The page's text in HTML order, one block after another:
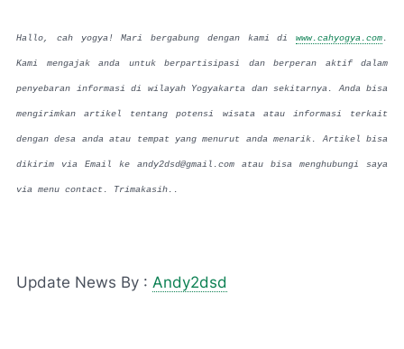
Hallo, cah yogya! Mari bergabung dengan kami di www.cahyogya.com.
Kami mengajak anda untuk berpartisipasi dan berperan aktif dalam
penyebaran informasi di wilayah Yogyakarta dan sekitarnya. Anda bisa
mengirimkan artikel tentang potensi wisata atau informasi terkait
dengan desa anda atau tempat yang menurut anda menarik. Artikel bisa
dikirim via Email ke andy2dsd@gmail.com atau bisa menghubungi saya
via menu contact. Trimakasih..
Update News By : Andy2dsd